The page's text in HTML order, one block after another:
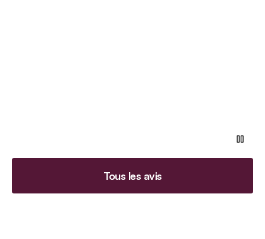
Tous les avis